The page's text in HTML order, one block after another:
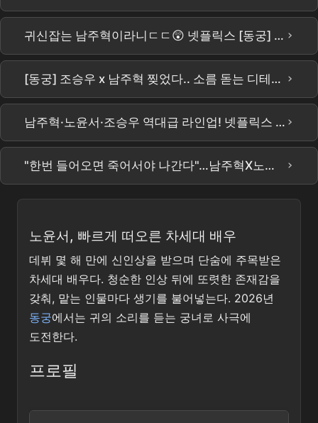
귀신잡는 남주혁이라니ㄷㄷ😲 넷플릭스 [동궁] 티저 예고편 공개 #남주혁 #노윤서 #조승우 #장영남 #namjoohyuk ›
[동궁] 조승우 x 남주혁 찢었다.. 소름 돋는 디테일ㄷㄷ 넷플릭스 신작 [동궁] 티저 정밀 분석!이건 재미있는 건 다 있는데??? #the east palace #netflix ›
남주혁·노윤서·조승우 역대급 라인업! 넷플릭스 오컬트 사극 '동궁' 내달 17일 공개 #동궁 #넷플릭스 #남주혁 #노윤서 #조승우 ›
"한번 들어오면 죽어서야 나간다"…남주혁X노윤서, 조승우가 부른 저주의 궁 '동궁'의 정체는? ›
노윤서, 빠르게 떠오른 차세대 배우
데뷔 몇 해 만에 신인상을 받으며 단숨에 주목받은
차세대 배우다. 청순한 인상 뒤에 또렷한 존재감을
갖춰, 맡는 인물마다 생기를 불어넣는다. 2026년
동궁에서는 귀의 소리를 듣는 궁녀로 사극에
도전한다.
프로필